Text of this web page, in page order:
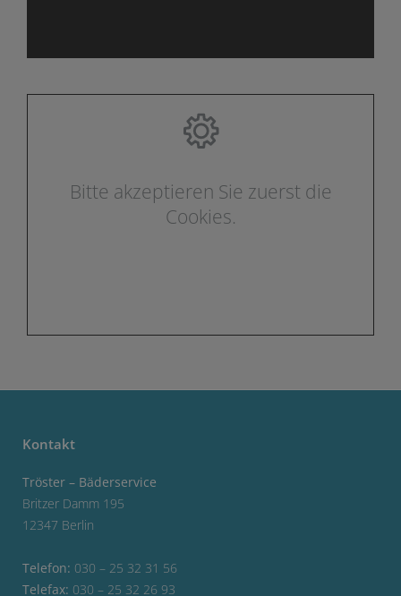
Bitte akzeptieren Sie zuerst die
Cookies.
Kontakt
Tröster – Bäderservice
Britzer Damm 195
12347 Berlin
Telefon: 030 – 25 32 31 56
Telefax: 030 – 25 32 26 93